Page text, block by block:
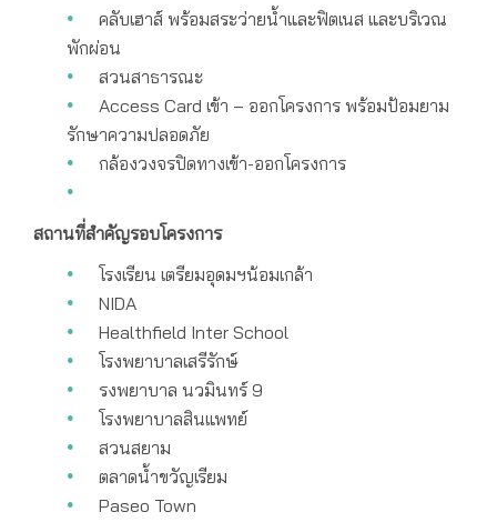
คลับเฮาส์ พร้อมสระว่ายน้ำและฟิตเนส และบริเวณ
พักผ่อน
สวนสาธารณะ
Access Card เข้า – ออกโครงการ พร้อมป้อมยาม
รักษาความปลอดภัย
กล้องวงจรปิดทางเข้า-ออกโครงการ
สถานที่สำคัญรอบโครงการ
โรงเรียน เตรียมอุดมฯน้อมเกล้า
NIDA
Healthfield Inter School
โรงพยาบาลเสรีรักษ์
รงพยาบาล นวมินทร์ 9
โรงพยาบาลสินแพทย์
สวนสยาม
ตลาดน้ำขวัญเรียม
Paseo Town